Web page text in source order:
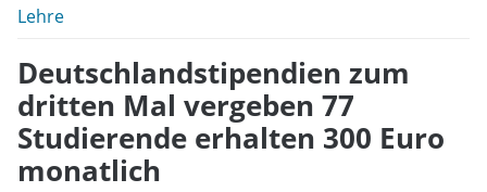
Lehre
Deutschlandstipendien zum
dritten Mal vergeben 77
Studierende erhalten 300 Euro
monatlich